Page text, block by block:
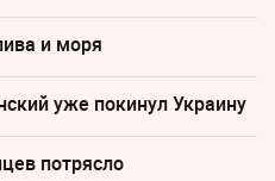
и моря
уже покинул Украину
потрясло